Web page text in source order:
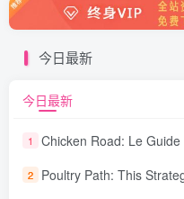
今日最新
今日最新
1 Chicken Road: Le Guide Complet
2 Poultry Path: This Strategic